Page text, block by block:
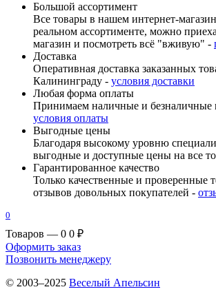
Большой ассортимент
Все товары в нашем интернет-
реальном ассортименте, можно
магазин и посмотреть всё "вживую" -
Доставка
Оперативная доставка заказанных
Калининграду - условия доставки
Любая форма оплаты
Принимаем наличные и безналичные
условия оплаты
Выгодные цены
Благодаря высокому уровню
выгодные и доступные цены на все
Гарантированное качество
Только качественные и проверенные
отзывов довольных покупателей -
0
Товаров — 0 0 ₽
Оформить заказ
Позвонить менеджеру
© 2003–2025 Веселый Апельсин